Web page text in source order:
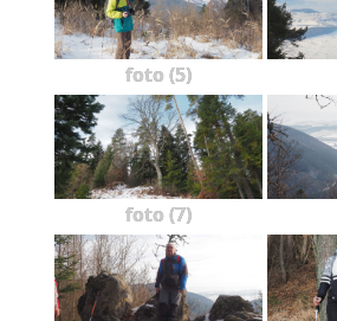
foto (5)
foto (7)